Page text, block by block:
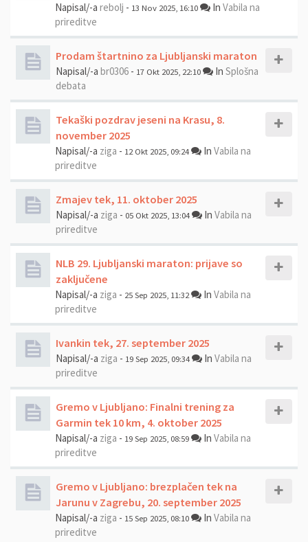
Napisal/-a rebolj - 13 Nov 2025, 16:10 In Vabila na
prireditve
Prodam štartnino za Ljubljanski maraton
Napisal/-a br0306 - 17 Okt 2025, 22:10 In Splošna
debata
Tekaški pozdrav jeseni na Krasu, 8.
november 2025
Napisal/-a ziga - 12 Okt 2025, 09:24 In Vabila na
prireditve
Zmajev tek, 11. oktober 2025
Napisal/-a ziga - 05 Okt 2025, 13:04 In Vabila na
prireditve
NLB 29. Ljubljanski maraton: prijave so
zaključene
Napisal/-a ziga - 25 Sep 2025, 11:32 In Vabila na
prireditve
Ivankin tek, 27. september 2025
Napisal/-a ziga - 19 Sep 2025, 09:34 In Vabila na
prireditve
Gremo v Ljubljano: Finalni trening za
Garmin tek 10 km, 4. oktober 2025
Napisal/-a ziga - 19 Sep 2025, 08:59 In Vabila na
prireditve
Gremo v Ljubljano: brezplačen tek na
Jarunu v Zagrebu, 20. september 2025
Napisal/-a ziga - 15 Sep 2025, 08:10 In Vabila na
prireditve